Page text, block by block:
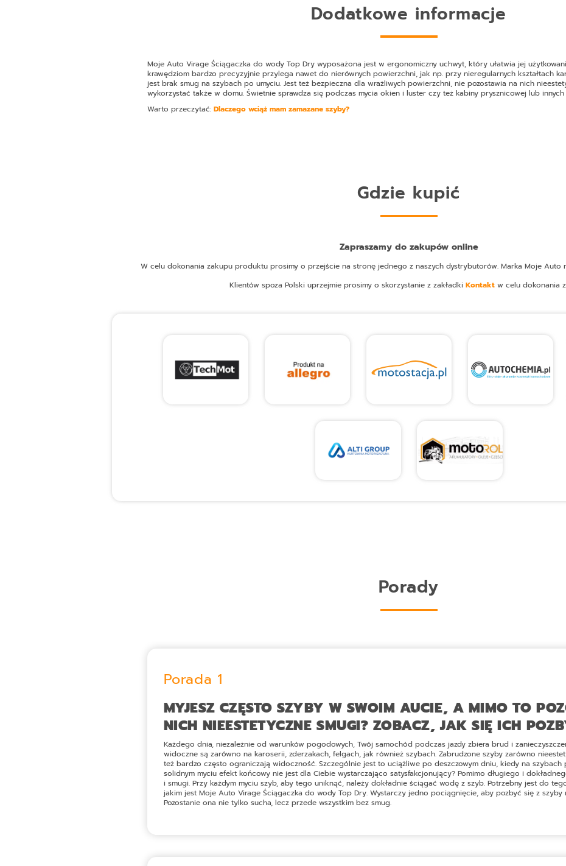
Dodatkowe informacje
Moje Auto Virage Ściągaczka do wody Top Drywyposażona jest w ergonomiczny uchwyt, który ułatwia jej
krawędziom bardzo precyzyjnie przylega nawet do nierównych powierzchni, jak np. przy nieregularnych kształtach
jest brak smug na szybach po umyciu. Jest też bezpieczna dla wrażliwych powierzchni, nie pozostawia na nich
wykorzystać także w domu. Świetnie sprawdza się podczas mycia okien i luster czy też kabiny prysznicowej lub
Warto przeczytać: Dlaczego wciąż mam zamazane szyby?
Gdzie kupić
Zapraszamy do zakupów online
W celu dokonania zakupu produktu prosimy o przejście na stronę jednego z naszych dystrybutorów. Marka Moje Auto
Klientów spoza Polski uprzejmie prosimy o skorzystanie z zakładki Kontaktw celu dokonania
Porady
Porada 1
MYJESZ CZĘSTO SZYBY W SWOIM AUCIE, A MIMO TO
NICH NIEESTETYCZNE SMUGI? ZOBACZ, JAK SIĘ ICH
Każdego dnia, niezależnie od warunków pogodowych, Twój samochód podczas jazdy zbiera brud i
widoczne są zarówno na karoserii, zderzakach, felgach, jak również szybach. Zabrudzone szyby zarówno
też bardzo często ograniczają widoczność. Szczególnie jest to uciążliwe po deszczowym dniu, kiedy na szybach
solidnym myciu efekt końcowy nie jest dla Ciebie wystarczająco satysfakcjonujący? Pomimo długiego i
i smugi. Przy każdym myciu szyb, aby tego uniknąć, należy dokładnie ściągać wodę z szyb. Potrzebny jest do
jakim jest Moje Auto Virage Ściągaczka do wody Top Dry. Wystarczy jedno pociągnięcie, aby pozbyć się z szyby
Pozostanie ona nie tylko sucha, lecz przede wszystkim bez smug.